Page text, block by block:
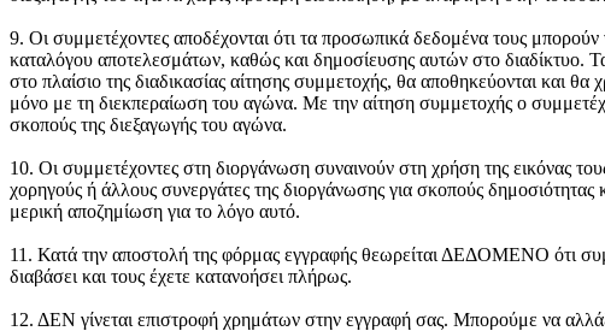
9. Οι συμμετέχοντες αποδέχονται ότι τα προσωπικά δεδομένα τους
καταλόγου αποτελεσμάτων, καθώς και δημοσίευσης αυτών στο διαδίκτυο.
στο πλαίσιο της διαδικασίας αίτησης συμμετοχής, θα αποθηκεύονται και
μόνο με τη διεκπεραίωση του αγώνα. Με την αίτηση συμμετοχής ο
σκοπούς της διεξαγωγής του αγώνα.
10. Οι συμμετέχοντες στη διοργάνωση συναινούν στη χρήση της εικόνας
χορηγούς ή άλλους συνεργάτες της διοργάνωσης για σκοπούς
μερική αποζημίωση για το λόγο αυτό.
11. Κατά την αποστολή της φόρμας εγγραφής θεωρείται ΔΕΔΟΜΕΝΟ ότι
διαβάσει και τους έχετε κατανοήσει πλήρως.
12. ΔΕΝ γίνεται επιστροφή χρημάτων στην εγγραφή σας. Μπορούμε να